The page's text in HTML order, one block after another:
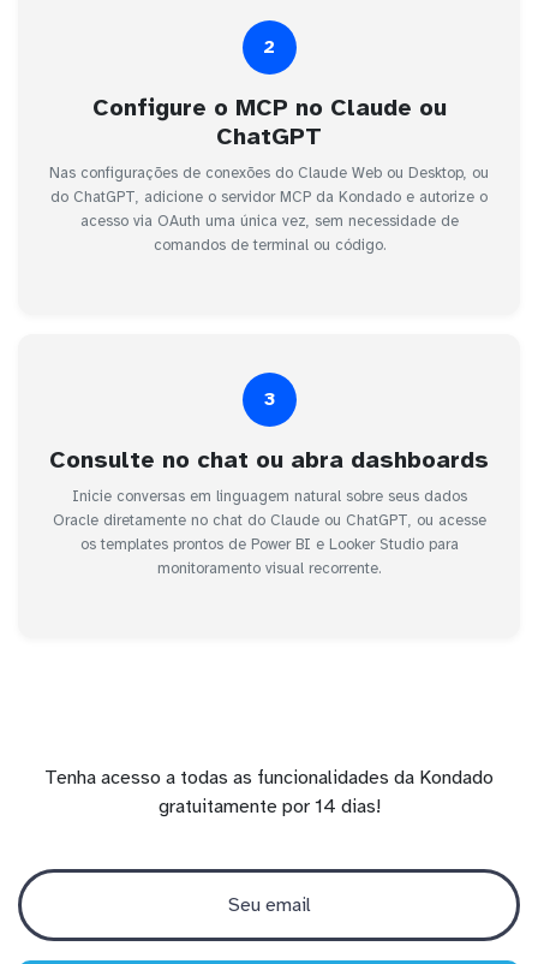
2
Configure o MCP no Claude ou
ChatGPT
Nas configurações de conexões do Claude Web ou Desktop, ou
do ChatGPT, adicione o servidor MCP da Kondado e autorize o
acesso via OAuth uma única vez, sem necessidade de
comandos de terminal ou código.
3
Consulte no chat ou abra dashboards
Inicie conversas em linguagem natural sobre seus dados
Oracle diretamente no chat do Claude ou ChatGPT, ou acesse
os templates prontos de Power BI e Looker Studio para
monitoramento visual recorrente.
Tenha acesso a todas as funcionalidades da Kondado
gratuitamente por 14 dias!